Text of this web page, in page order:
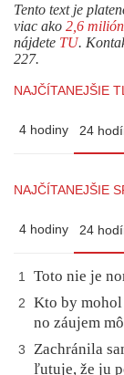
Tento text je
viac ako 2,6
nájdete TU.
227.
NAJČÍTANEJŠIE
4 hodiny 24
NAJČÍTANEJŠIE
4 hodiny 24
1 Toto nie je
2
Kto by
no záujem
3
Zachránila
ľutuje, že ju